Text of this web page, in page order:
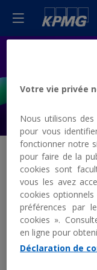
Votre vie privée
Nous utilisons
pour vous
fonctionner notre
pour faire de la
cookies sont
vous les avez
cookies
préférences par
cookies ».
en ligne pour
Déclaration de